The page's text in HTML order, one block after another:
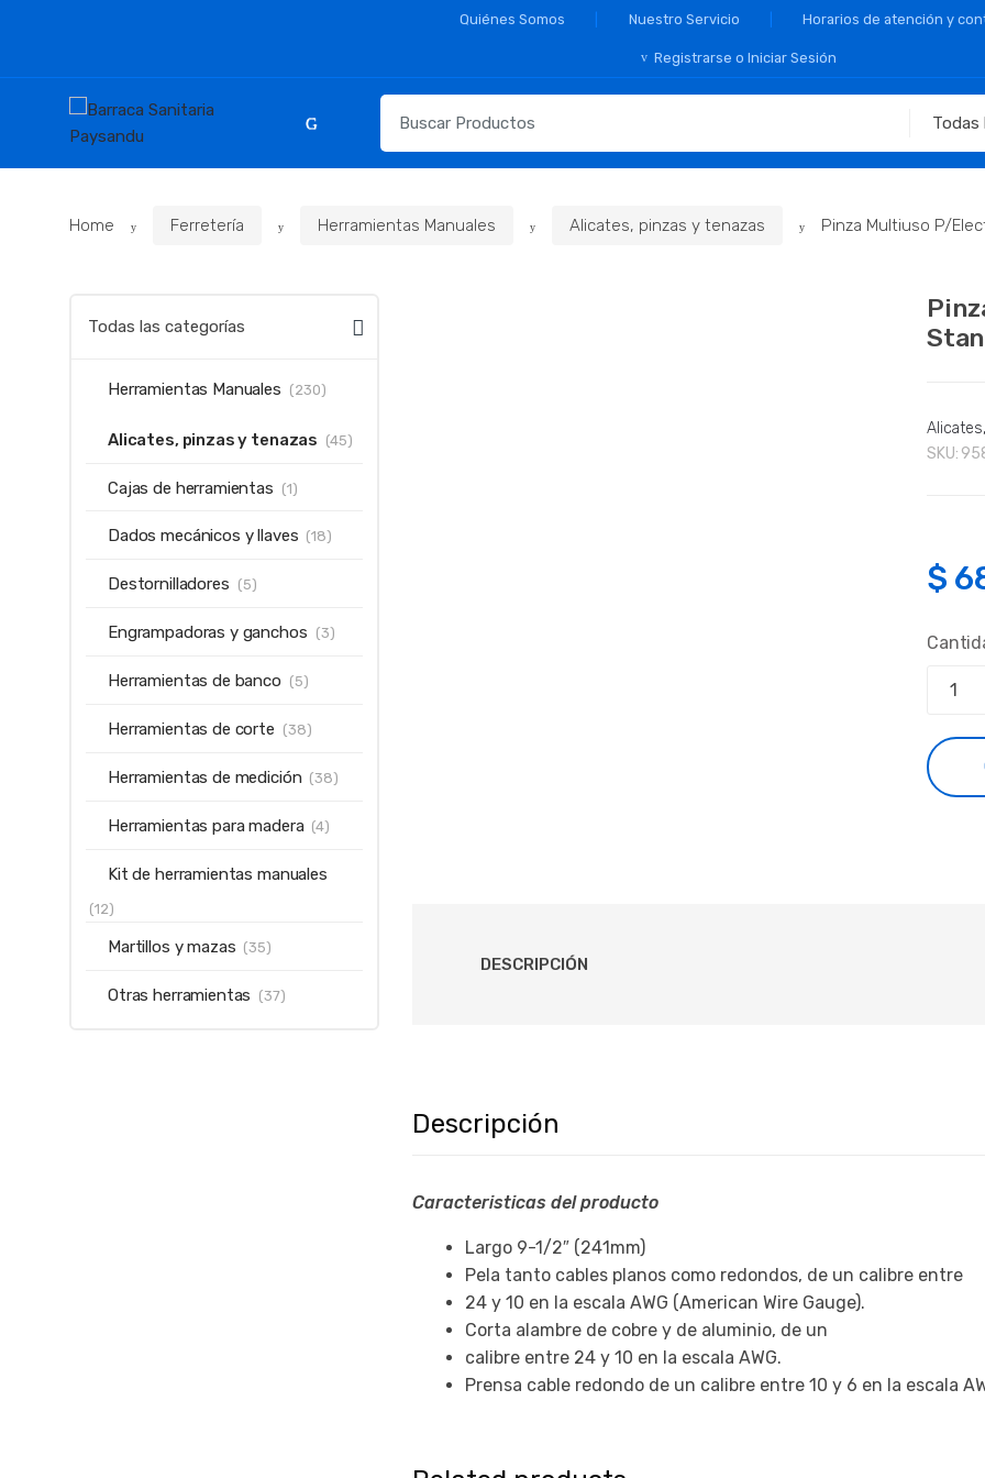
Quiénes Somos Nuestro Servicio Horarios de atención y
Registrarse o Iniciar Sesión
para:
Home Ferretería Herramientas Manuales Alicates, pinzas y tenazas Pinza Multiuso P/
SKU:
$
DESCRIPCIÓN
Descripción
Caracteristicas del producto
Largo 9-1/2″ (241mm)
Pela tanto cables planos como redondos, de un calibre entre
24 y 10 en la escala AWG (American Wire Gauge).
Corta alambre de cobre y de aluminio, de un
calibre entre 24 y 10 en la escala AWG.
Prensa cable redondo de un calibre entre 10 y 6 en la escala
Todas las categorías
Herramientas Manuales (230)
Alicates, pinzas y tenazas (45)
Cajas de herramientas (1)
Dados mecánicos y llaves (18)
Destornilladores (5)
Engrampadoras y ganchos (3)
Herramientas de banco (5)
Herramientas de corte (38)
Herramientas de medición (38)
Herramientas para madera (4)
Kit de herramientas manuales
(12)
Martillos y mazas (35)
Otras herramientas (37)